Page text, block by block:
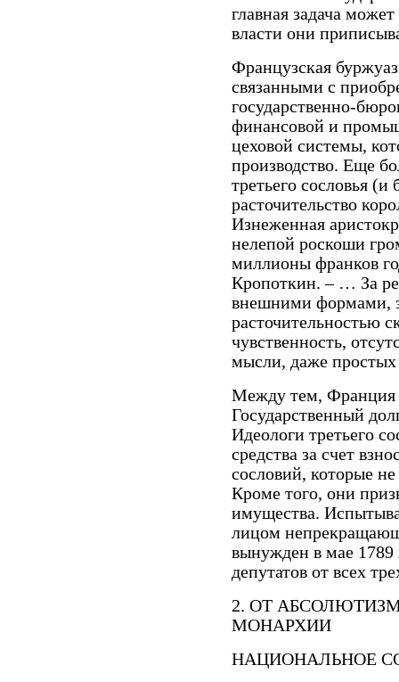
главная задача
власти они
Французская
связанными с
государственно-
финансовой и
цеховой системы,
производство. Еще
третьего сословья
расточительство
Изнеженная
нелепой роскоши
миллионы франков
Кропоткин. – … За
внешними формами,
расточительностью
чувственность,
мысли, даже простых
Между тем, Франция
Государственный
Идеологи третьего
средства за счет
сословий, которые
Кроме того, они
имущества.
лицом
вынужден в мае 1789
депутатов от всех
2. ОТ
МОНАРХИИ
НАЦИОНАЛЬНОЕ